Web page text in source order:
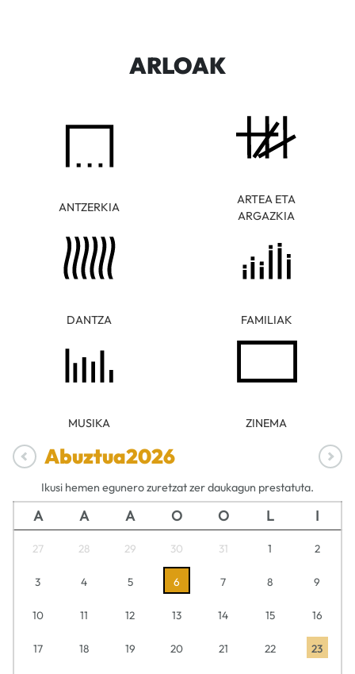
ARLOAK
ANTZERKIA
ARTEA ETA
ARGAZKIA
DANTZA FAMILIAK
MUSIKA ZINEMA
Abuztua2026
Ikusi hemen egunero zuretzat zer daukagun prestatuta.
A A A O O L I
27 28 29 30 31 1 2
3 4 5 6 7 8 9
10 11 12 13 14 15 16
17 18 19 20 21 22 23